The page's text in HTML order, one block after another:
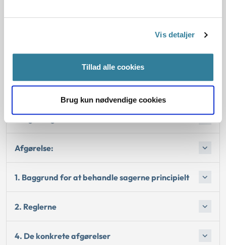
Vis detaljer
Tillad alle cookies
Brug kun nødvendige cookies
udbetalingen af SU. Ophøret skete dog så sent i måneden,
at udbetalingen af SU for september ikke kunne standses.
Borger modtog den 9. september 2015 krav om
tilbagebetaling af SU og lån for september måned 2015 og
tilbagebetalte straks det for meget udbetalte beløb.
Lovgivning:
Afgørelse:
1. Baggrund for at behandle sagerne principielt
2. Reglerne
4. De konkrete afgørelser